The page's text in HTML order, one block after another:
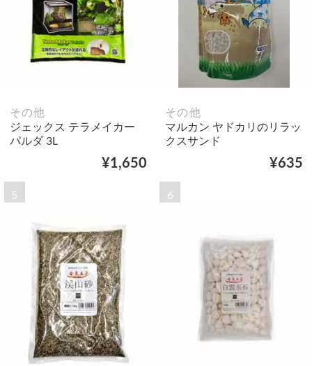
その他
ジェックス テラメイカー
パルダ 3L
¥1,650
その他
マルカン ヤドカリのリラッ
クスサンド
¥635
5 6